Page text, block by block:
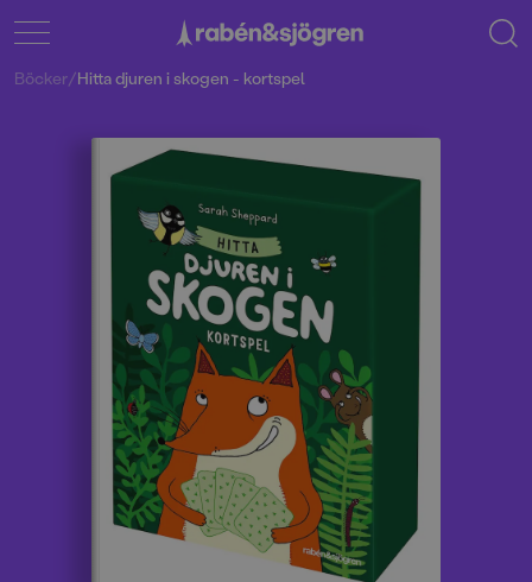
Böcker/Hitta djuren i skogen - kortspel